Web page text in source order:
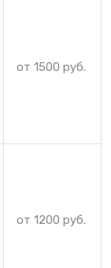
от 1500 руб.
от 1200 руб.